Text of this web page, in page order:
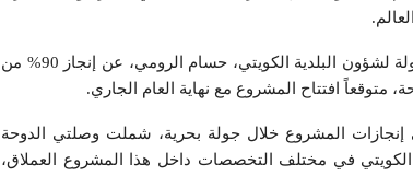
والخميس 18 يناير 2018، أعلن وزير الأشغال العامة وزير الدولة لشؤون البلدية الكويتي، حسام الرومي، عن إنجاز 90% من
المشروع خلال جولة بحرية، شملت وصلتي الدوحة
الكويتي في مختلف التخصصات داخل هذا المشروع العملاق،